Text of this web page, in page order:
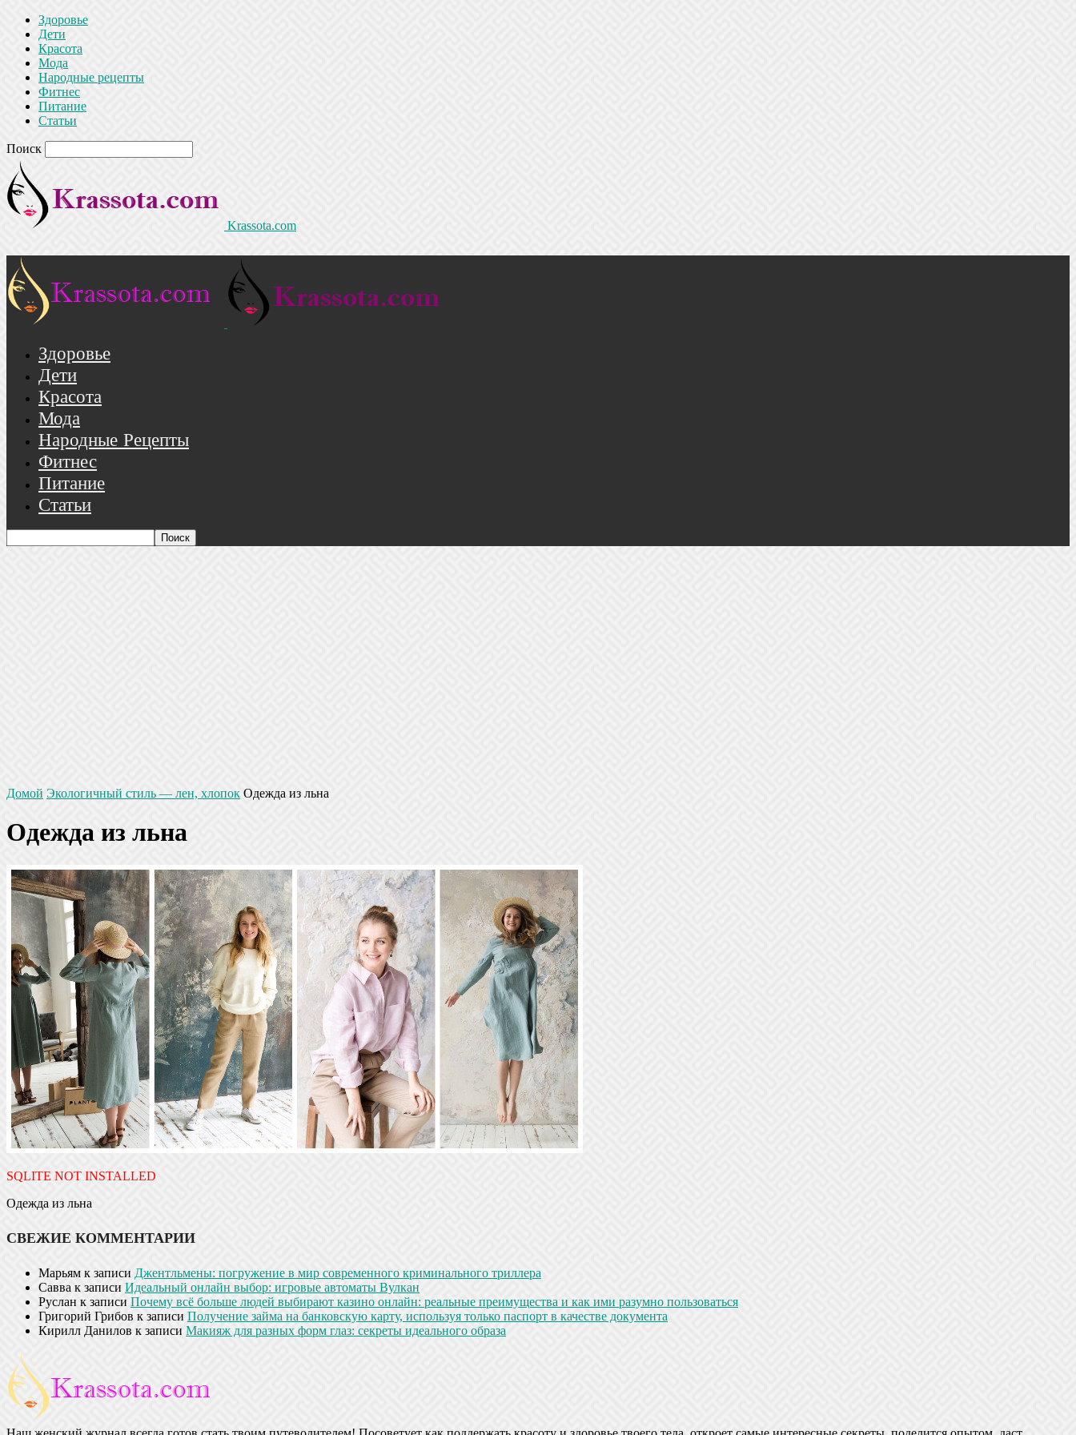
Здоровье
Дети
Красота
Мода
Народные рецепты
Фитнес
Питание
Статьи
Поиск
Krassota.com
Здоровье
Дети
Красота
Мода
Народные Рецепты
Фитнес
Питание
Статьи
Домой Экологичный стиль — лен, хлопок Одежда из льна
Одежда из льна
SQLITE NOT INSTALLED
Одежда из льна
СВЕЖИЕ КОММЕНТАРИИ
Марьям к записи Джентльмены: погружение в мир современного криминального триллера
Савва к записи Идеальный онлайн выбор: игровые автоматы Вулкан
Руслан к записи Почему всё больше людей выбирают казино онлайн: реальные преимущества и как ими разумно пользоваться
Григорий Грибов к записи Получение займа на банковскую карту, используя только паспорт в качестве документа
Кирилл Данилов к записи Макияж для разных форм глаз: секреты идеального образа